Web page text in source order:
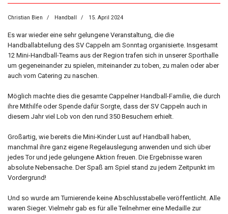
Christian Bien Handball 15. April 2024
Es war wieder eine sehr gelungene Veranstaltung, die die
Handballabteilung des SV Cappeln am Sonntag organisierte. Insgesamt
12 Mini-Handball-Teams aus der Region trafen sich in unserer Sporthalle
um gegeneinander zu spielen, miteinander zu toben, zu malen oder aber
auch vom Catering zu naschen.
Möglich machte dies die gesamte Cappelner Handball-Familie, die durch
ihre Mithilfe oder Spende dafür Sorgte, dass der SV Cappeln auch in
diesem Jahr viel Lob von den rund 350 Besuchern erhielt.
Großartig, wie bereits die Mini-Kinder Lust auf Handball haben,
manchmal ihre ganz eigene Regelauslegung anwenden und sich über
jedes Tor und jede gelungene Aktion freuen. Die Ergebnisse waren
absolute Nebensache. Der Spaß am Spiel stand zu jedem Zeitpunkt im
Vordergrund!
Und so wurde am Turnierende keine Abschlusstabelle veröffentlicht. Alle
waren Sieger. Vielmehr gab es für alle Teilnehmer eine Medaille zur